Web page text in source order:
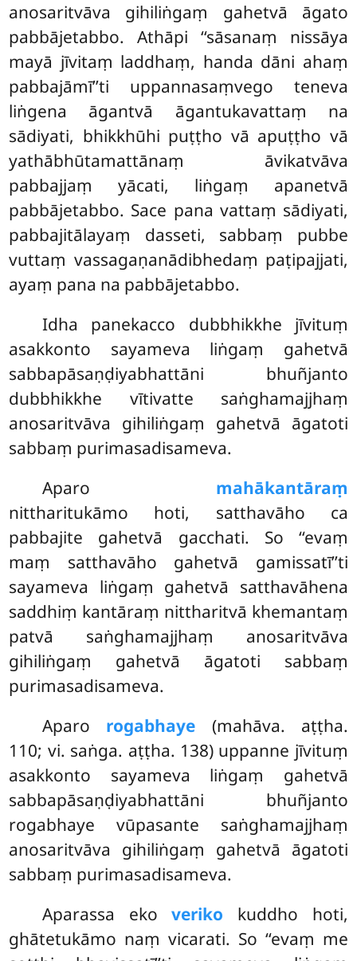
anosaritvāva gihiliṅgaṃ gahetvā āgato
pabbājetabbo. Athāpi ‘‘sāsanaṃ nissāya
mayā jīvitaṃ laddhaṃ, handa dāni ahaṃ
pabbajāmī’’ti uppannasaṃvego teneva
liṅgena āgantvā āgantukavattaṃ na
sādiyati, bhikkhūhi puṭṭho vā apuṭṭho vā
yathābhūtamattānaṃ āvikatvāva
pabbajjaṃ yācati, liṅgaṃ apanetvā
pabbājetabbo. Sace pana vattaṃ sādiyati,
pabbajitālayaṃ dasseti, sabbaṃ pubbe
vuttaṃ vassagaṇanādibhedaṃ paṭipajjati,
ayaṃ pana na pabbājetabbo.
Idha panekacco dubbhikkhe jīvituṃ
asakkonto sayameva liṅgaṃ gahetvā
sabbapāsaṇḍiyabhattāni bhuñjanto
dubbhikkhe vītivatte saṅghamajjhaṃ
anosaritvāva gihiliṅgaṃ gahetvā āgatoti
sabbaṃ purimasadisameva.
Aparo mahākantāraṃ
nittharitukāmo hoti, satthavāho ca
pabbajite gahetvā gacchati. So ‘‘evaṃ
maṃ satthavāho gahetvā gamissatī’’ti
sayameva liṅgaṃ gahetvā satthavāhena
saddhiṃ kantāraṃ nittharitvā khemantaṃ
patvā saṅghamajjhaṃ anosaritvāva
gihiliṅgaṃ gahetvā āgatoti sabbaṃ
purimasadisameva.
Aparo rogabhaye (mahāva. aṭṭha.
110; vi. saṅga. aṭṭha. 138) uppanne jīvituṃ
asakkonto sayameva liṅgaṃ gahetvā
sabbapāsaṇḍiyabhattāni bhuñjanto
rogabhaye vūpasante saṅghamajjhaṃ
anosaritvāva gihiliṅgaṃ gahetvā āgatoti
sabbaṃ purimasadisameva.
Aparassa ekoveriko kuddho hoti,
ghātetukāmo naṃ vicarati. So ‘‘evaṃ me